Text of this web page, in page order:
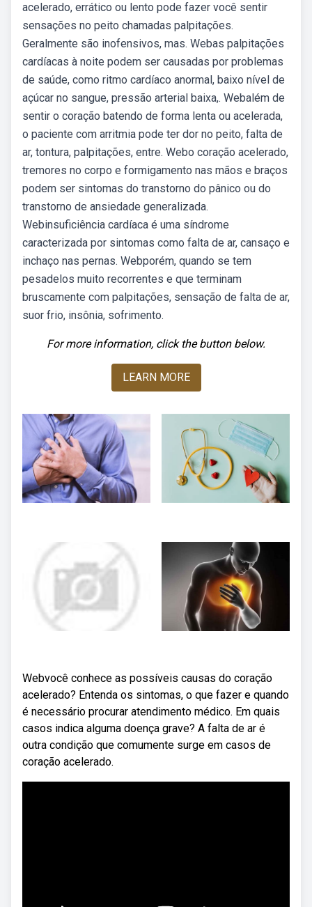
acelerado, errático ou lento pode fazer você sentir
sensações no peito chamadas palpitações.
Geralmente são inofensivos, mas. Webas palpitações
cardíacas à noite podem ser causadas por problemas
de saúde, como ritmo cardíaco anormal, baixo nível de
açúcar no sangue, pressão arterial baixa,. Webalém de
sentir o coração batendo de forma lenta ou acelerada,
o paciente com arritmia pode ter dor no peito, falta de
ar, tontura, palpitações, entre. Webo coração acelerado,
tremores no corpo e formigamento nas mãos e braços
podem ser sintomas do transtorno do pânico ou do
transtorno de ansiedade generalizada.
Webinsuficiência cardíaca é uma síndrome
caracterizada por sintomas como falta de ar, cansaço e
inchaço nas pernas. Webporém, quando se tem
pesadelos muito recorrentes e que terminam
bruscamente com palpitações, sensação de falta de ar,
suor frio, insônia, sofrimento.
For more information, click the button below.
LEARN MORE
Webvocê conhece as possíveis causas do coração
acelerado? Entenda os sintomas, o que fazer e quando
é necessário procurar atendimento médico. Em quais
casos indica alguma doença grave? A falta de ar é
outra condição que comumente surge em casos de
coração acelerado.